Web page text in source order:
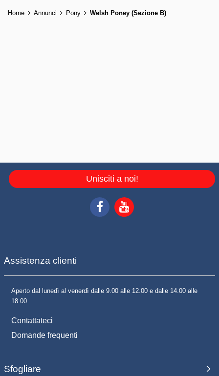
Home Annunci Pony Welsh Poney (Sezione B)
Unisciti a noi!
Assistenza clienti
Aperto dal lunedì al venerdì dalle 9.00 alle 12.00 e dalle 14.00 alle
18.00.
Contattateci
Domande frequenti
Sfogliare